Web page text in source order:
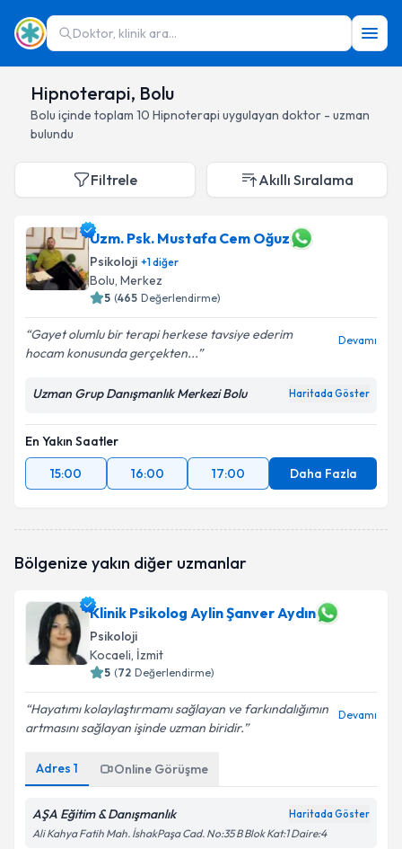
Doktor, klinik ara...
Hipnoterapi, Bolu
Bolu içinde toplam 10 Hipnoterapi uygulayan doktor - uzman
bulundu
Filtrele Akıllı Sıralama
Uzm. Psk. Mustafa Cem Oğuz
Psikoloji +1diğer
Bolu, Merkez
5 (465 Değerlendirme)
Gayet olumlu bir terapi herkese tavsiye ederim
hocam konusunda gerçekten...
Devamı
Uzman Grup Danışmanlık Merkezi Bolu Haritada Göster
En Yakın Saatler
15:00
16:00 17:00 Daha Fazla
Bölgenize yakın diğer uzmanlar
Klinik Psikolog Aylin Şanver Aydın
Psikoloji
Kocaeli, İzmit
5 (72 Değerlendirme)
Hayatımı kolaylaştırmamı sağlayan ve farkındalığımın
artmasını sağlayan işinde uzman biridir.
Devamı
Adres 1 Online Görüşme
AŞA Eğitim & Danışmanlık Haritada Göster
Ali Kahya Fatih Mah. İshakPaşa Cad. No:35 B Blok Kat:1 Daire:4